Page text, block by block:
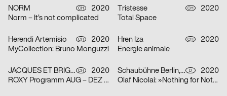
NORM CH
2020
Norm – It’s not complicated
Tristesse CH
2020
Total Space
Herendi Artemisio CH
2020
MyCollection: Bruno Monguzzi
Hren Iza CH
2020
Énergie animale
JACQUES ET BRIGITTE CH
2020
ROXY Programm AUG – DEZ 2020
Schaubühne Berlin, Olaf Nicolai D
2020
Olaf Nicolai: »Nothing for Nothing/Try again«